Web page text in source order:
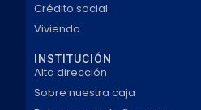
Crédito social
Vivienda
INSTITUCIÓN
Alta dirección
Sobre nuestra caja